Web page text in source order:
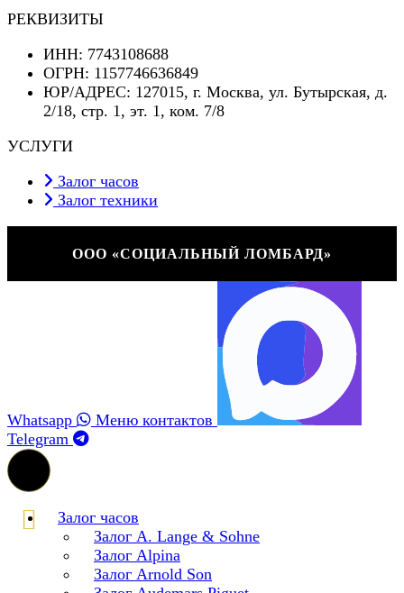
РЕКВИЗИТЫ
ИНН: 7743108688
ОГРН: 1157746636849
ЮР/АДРЕС: 127015, г. Москва, ул. Бутырская, д.
2/18, стр. 1, эт. 1, ком. 7/8
УСЛУГИ
Залог часов
Залог техники
ООО «СОЦИАЛЬНЫЙ ЛОМБАРД»
Whatsapp
Меню контактов
Telegram
Залог часов
Залог A. Lange & Sohne
Залог Alpina
Залог Arnold Son